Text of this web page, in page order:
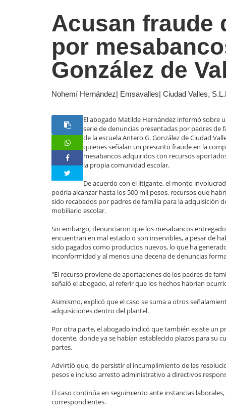
Acusan fraude
por
González de
Nohemí Hernández| Emsavalles| Ciudad Valles,
El abogado Matilde Hernández informó sobre
serie de denuncias presentadas por padres de
de la escuela Antero G. González de Ciudad
quienes señalan un presunto fraude en la
mesabancos adquiridos con recursos
la propia comunidad escolar.
De acuerdo con el litigante, el monto
podría alcanzar hasta los 500 mil pesos, recursos que
sido recabados por padres de familia para la adquisición
mobiliario escolar.
Sin embargo, denunciaron que los mesabancos
encuentran en mal estado o son inservibles, a pesar de
sido pagados como productos nuevos, lo que ha
inconformidad y al menos una decena de denuncias
"El recurso proviene de aportaciones de los padres de
señaló el abogado, al referir que los hechos habrían
Asimismo, explicó que el caso se suma a otros
adquisiciones dentro del plantel.
Por otra parte, el abogado indicó que también existe un
docente, donde ya se habían establecido plazos para su
partes.
Advirtió que, de persistir el incumplimiento de las
pesos e incluso arresto administrativo a directivos
El caso continúa en seguimiento ante instancias
correspondientes.